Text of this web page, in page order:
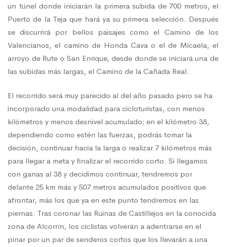
un túnel donde iniciarán la primera subida de 700 metros, el
Puerto de la Teja que hará ya su primera selección. Después
se discurrirá por bellos paisajes como el Camino de los
Valencianos, el camino de Honda Cava o el de Micaela, el
arroyo de Rute o San Enrique, desde donde se iniciará una de
las subidas más largas, el Camino de la Cañada Real.
El recorrido será muy parecido al del año pasado pero se ha
incorporado una modalidad para cicloturistas, con menos
kilómetros y menos desnivel acumulado; en el kilómetro 38,
dependiendo como estén las fuerzas, podrás tomar la
decisión, continuar hacia la larga o realizar 7 kilómetros más
para llegar a meta y finalizar el recorrido corto. Si llegamos
con ganas al 38 y decidimos continuar, tendremos por
delante 25 km más y 507 metros acumulados positivos que
afrontar, más los que ya en este punto tendremos en las
piernas. Tras coronar las Ruinas de Castillejos en la conocida
zona de Alcorrín, los ciclistas volverán a adentrarse en el
pinar por un par de senderos cortos que los llevarán a una